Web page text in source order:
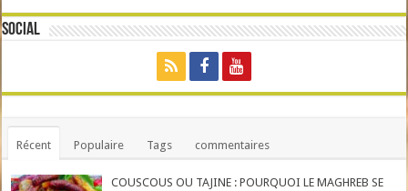
Social
Récent Populaire Tags commentaires
COUSCOUS OU TAJINE : POURQUOI LE MAGHREB SE